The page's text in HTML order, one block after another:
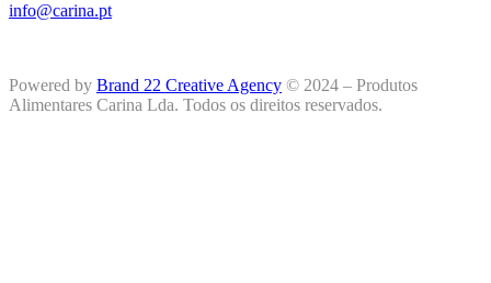
info@carina.pt
Powered by Brand 22 Creative Agency © 2024 – Produtos
Alimentares Carina Lda. Todos os direitos reservados.